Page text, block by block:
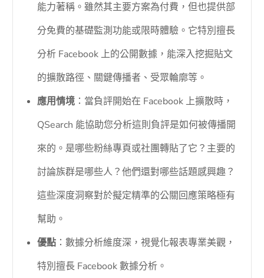
能力著稱。雖然其主要方案為付費，但也提供部
分免費的基礎監測功能或限時體驗。它特別擅長
分析 Facebook 上的公開數據，能深入挖掘貼文
的擴散路徑、關鍵傳播者、受眾輪廓等。
應用情境 ：當負評開始在 Facebook 上擴散時，
QSearch 能協助您分析這則負評是如何被傳播開
來的。是哪些粉絲專頁或社團轉貼了它？主要的
討論族群是哪些人？他們還對哪些話題感興趣？
這些深度洞察對於擬定精準的公關回應策略極有
幫助。
優點 ：數據分析維度深，視覺化報表專業美觀，
特別擅長 Facebook 數據分析。